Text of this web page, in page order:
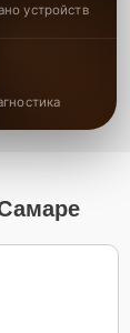
устройств